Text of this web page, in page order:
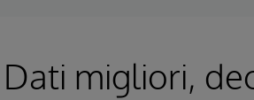
Dati migliori,